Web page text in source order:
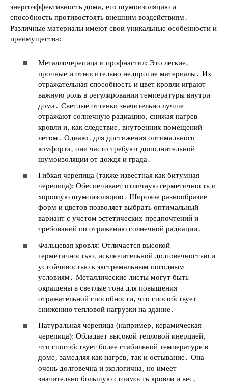
энергоэффективность дома‚ его шумоизоляцию и
способность противостоять внешним воздействиям․
Различные материалы имеют свои уникальные особенности и
преимущества:
Металлочерепица и профнастил: Это легкие‚
прочные и относительно недорогие материалы․ Их
отражательная способность и цвет кровли играют
важную роль в регулировании температуры внутри
дома․ Светлые оттенки значительно лучше
отражают солнечную радиацию‚ снижая нагрев
кровли и‚ как следствие‚ внутренних помещений
летом․ Однако‚ для достижения оптимального
комфорта‚ они часто требуют дополнительной
шумоизоляции от дождя и града․
Гибкая черепица (также известная как битумная
черепица): Обеспечивает отличную герметичность и
хорошую шумоизоляцию․ Широкое разнообразие
форм и цветов позволяет выбрать оптимальный
вариант с учетом эстетических предпочтений и
требований по отражению солнечной радиации․
Фальцевая кровля: Отличается высокой
герметичностью‚ исключительной долговечностью и
устойчивостью к экстремальным погодным
условиям․ Металлические листы могут быть
окрашены в светлые тона для повышения
отражательной способности‚ что способствует
снижению тепловой нагрузки на здание․
Натуральная черепица (например‚ керамическая
черепица): Обладает высокой тепловой инерцией‚
что способствует более стабильной температуре в
доме‚ замедляя как нагрев‚ так и остывание․ Она
очень долговечна и экологична‚ но имеет
значительно большую стоимость кровли и вес‚